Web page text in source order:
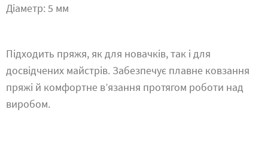
Діаметр: 5 мм
Підходить пряжя, як для новачків, так і для
досвідчених майстрів. Забезпечує плавне ковзання
пряжі й комфортне в’язання протягом роботи над
виробом.